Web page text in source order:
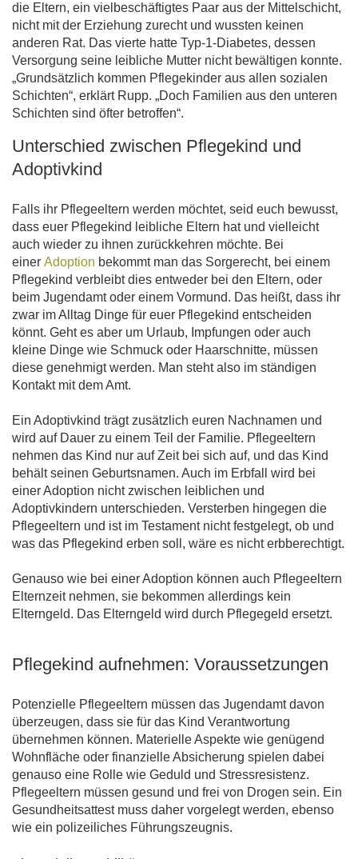
die Eltern, ein vielbeschäftigtes Paar aus der Mittelschicht,
nicht mit der Erziehung zurecht und wussten keinen
anderen Rat. Das vierte hatte Typ-1-Diabetes, dessen
Versorgung seine leibliche Mutter nicht bewältigen konnte.
„Grundsätzlich kommen Pflegekinder aus allen sozialen
Schichten“, erklärt Rupp. „Doch Familien aus den unteren
Schichten sind öfter betroffen“.
Unterschied zwischen Pflegekind und
Adoptivkind
Falls ihr Pflegeeltern werden möchtet, seid euch bewusst,
dass euer Pflegekind leibliche Eltern hat und vielleicht
auch wieder zu ihnen zurückkehren möchte. Bei
einer Adoption bekommt man das Sorgerecht, bei einem
Pflegekind verbleibt dies entweder bei den Eltern, oder
beim Jugendamt oder einem Vormund. Das heißt, dass ihr
zwar im Alltag Dinge für euer Pflegekind entscheiden
könnt. Geht es aber um Urlaub, Impfungen oder auch
kleine Dinge wie Schmuck oder Haarschnitte, müssen
diese genehmigt werden. Man steht also im ständigen
Kontakt mit dem Amt.
Ein Adoptivkind trägt zusätzlich euren Nachnamen und
wird auf Dauer zu einem Teil der Familie. Pflegeeltern
nehmen das Kind nur auf Zeit bei sich auf, und das Kind
behält seinen Geburtsnamen. Auch im Erbfall wird bei
einer Adoption nicht zwischen leiblichen und
Adoptivkindern unterschieden. Versterben hingegen die
Pflegeeltern und ist im Testament nicht festgelegt, ob und
was das Pflegekind erben soll, wäre es nicht erbberechtigt.
Genauso wie bei einer Adoption können auch Pflegeeltern
Elternzeit nehmen, sie bekommen allerdings kein
Elterngeld. Das Elterngeld wird durch Pflegegeld ersetzt.
Pflegekind aufnehmen: Voraussetzungen
Potenzielle Pflegeeltern müssen das Jugendamt davon
überzeugen, dass sie für das Kind Verantwortung
übernehmen können. Materielle Aspekte wie genügend
Wohnfläche oder finanzielle Absicherung spielen dabei
genauso eine Rolle wie Geduld und Stressresistenz.
Pflegeeltern müssen gesund und frei von Drogen sein. Ein
Gesundheitsattest muss daher vorgelegt werden, ebenso
wie ein polizeiliches Führungszeugnis.